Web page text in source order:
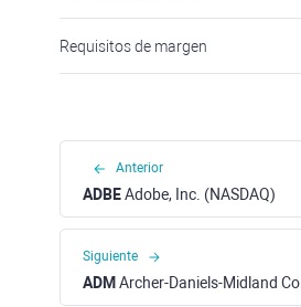
Requisitos de margen
Anterior
ADBEAdobe, Inc. (NASDAQ)
Siguiente
ADM Archer-Daniels-Midland Co. (NYSE)